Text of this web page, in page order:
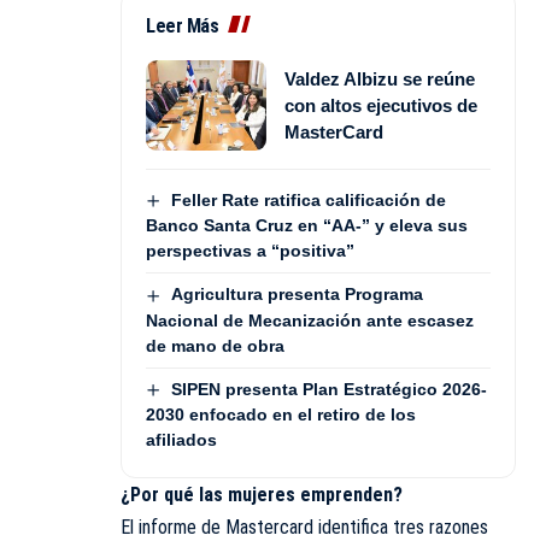
Leer Más
Valdez Albizu se reúne
con altos ejecutivos de
MasterCard
Feller Rate ratifica calificación de
Banco Santa Cruz en “AA-” y eleva sus
perspectivas a “positiva”
Agricultura presenta Programa
Nacional de Mecanización ante escasez
de mano de obra
SIPEN presenta Plan Estratégico 2026-
2030 enfocado en el retiro de los
afiliados
¿Por qué las mujeres emprenden?
El informe de Mastercard identifica tres razones